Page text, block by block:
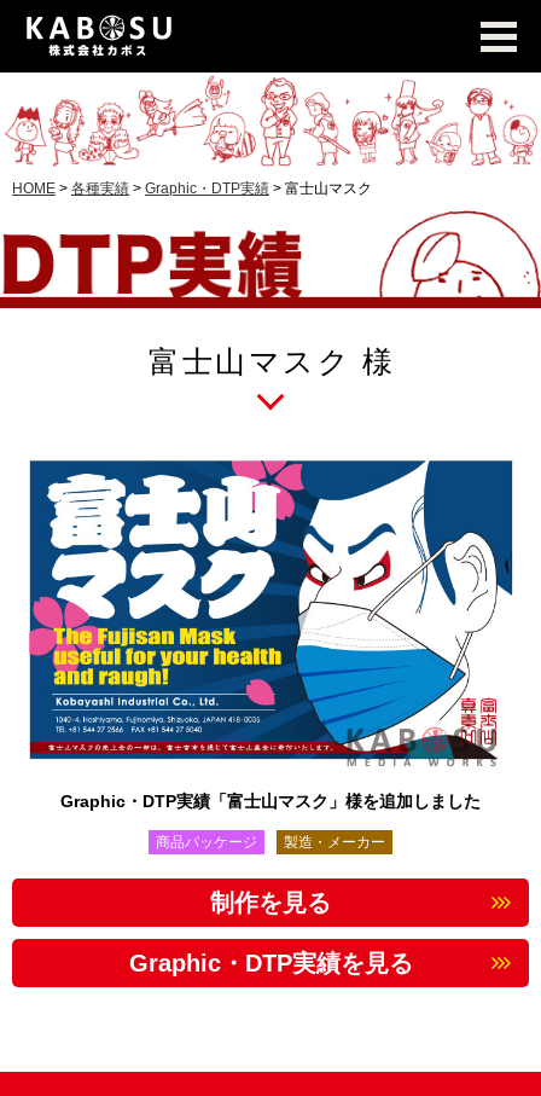
HOME > 各種実績 > Graphic・DTP実績 > 富士山マスク
富士山マスク 様
Graphic・DTP実績「富士山マスク」様を追加しました
商品パッケージ 製造・メーカー
制作を見る
Graphic・DTP実績を見る